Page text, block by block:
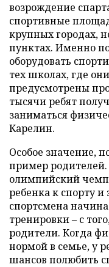
возрождение
спортивные
крупных городах,
пунктах. Именно
оборудовать
тех школах, где
предусмотрены
тысячи ребят
заниматься
Карелин.
Особое значение,
пример
олимпийский
ребенка к спорту и
спортсмена
тренировки – с
родители. Когда
нормой в семье, у
шансов полюбить